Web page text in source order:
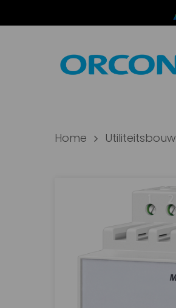
to
Home Utiliteitsbouw